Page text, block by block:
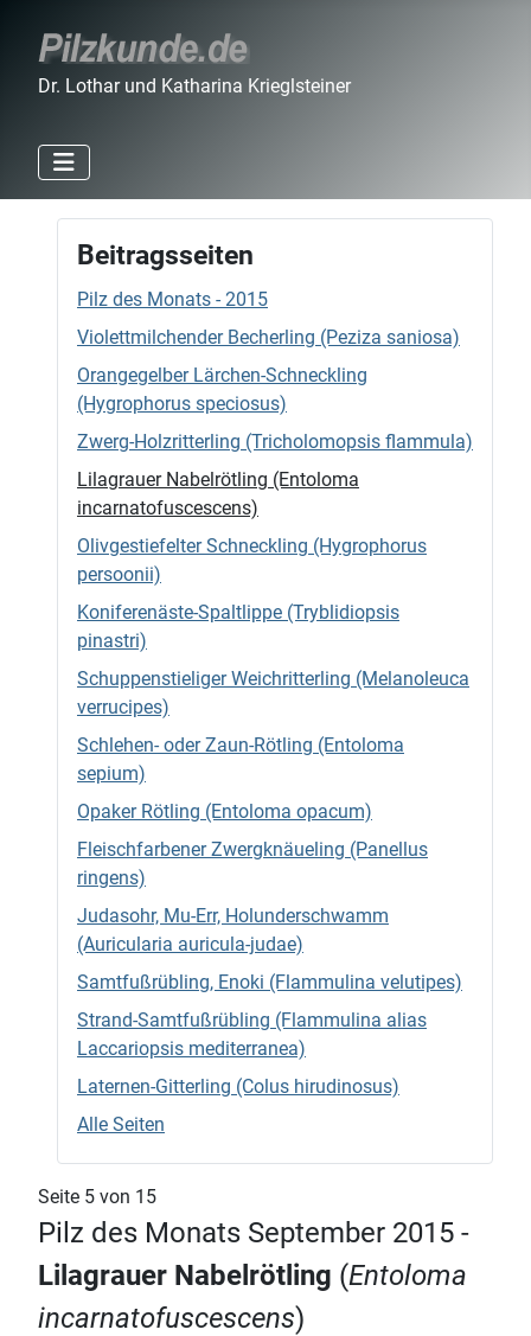
Dr. Lothar und Katharina Krieglsteiner
Beitragsseiten
Pilz des Monats - 2015
Violettmilchender Becherling (Peziza saniosa)
Orangegelber Lärchen-Schneckling
(Hygrophorus speciosus)
Zwerg-Holzritterling (Tricholomopsis flammula)
Lilagrauer Nabelrötling (Entoloma
incarnatofuscescens)
Olivgestiefelter Schneckling (Hygrophorus
persoonii)
Koniferenäste-Spaltlippe (Tryblidiopsis
pinastri)
Schuppenstieliger Weichritterling (Melanoleuca
verrucipes)
Schlehen- oder Zaun-Rötling (Entoloma
sepium)
Opaker Rötling (Entoloma opacum)
Fleischfarbener Zwergknäueling (Panellus
ringens)
Judasohr, Mu-Err, Holunderschwamm
(Auricularia auricula-judae)
Samtfußrübling, Enoki (Flammulina velutipes)
Strand-Samtfußrübling (Flammulina alias
Laccariopsis mediterranea)
Laternen-Gitterling (Colus hirudinosus)
Alle Seiten
Seite 5 von 15
Pilz des Monats September 2015 -
Lilagrauer Nabelrötling (Entoloma
incarnatofuscescens)